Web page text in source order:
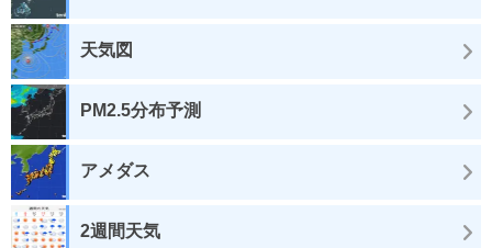
天気図
PM2.5分布予測
アメダス
2週間天気